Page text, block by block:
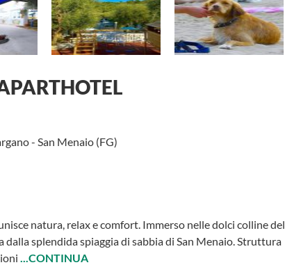
- San Menaio (FG)
natura, relax e comfort. Immerso nelle dolci colline del
dalla splendida spiaggia di sabbia di San Menaio. Struttura
...CONTINUA